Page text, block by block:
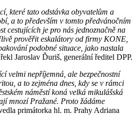
které tato odstávka obyvatelům a
a to především v tomto předvánočním
cestujících je pro nás jednoznačně na
prověřit eskalátory od firmy KONE,
podobné situace, jako nastala
řekl Jaroslav Ďuriš, generální ředitel DPP.
velmi nepříjemná, ale bezpečnostní
a to zejména dnes, kdy se v rámci
náměstí koná velká mikulášská
mnozí Pražané. Proto žádáme
primátorka hl. m. Prahy Adriana